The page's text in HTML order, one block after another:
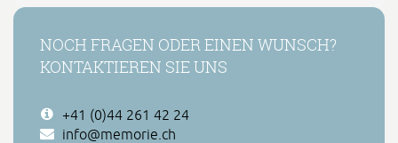
NOCH FRAGEN ODER EINEN WUNSCH?
KONTAKTIEREN SIE UNS
+41 (0)44 261 42 24
info@memorie.ch